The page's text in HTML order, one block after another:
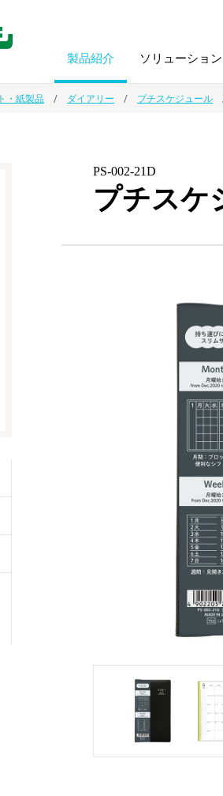
製品紹介
ノート・紙製品
・
品
シルバー
ソリューション
ティ制作
ングサービス
・紙製品 ダイアリー プチスケジュール
PS-002-21D
プチスケ